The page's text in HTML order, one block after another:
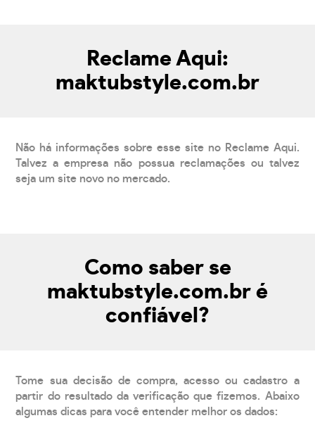
Reclame Aqui:
maktubstyle.com.br
Não há informações sobre esse site no Reclame Aqui.
Talvez a empresa não possua reclamações ou talvez
seja um site novo no mercado.
Como saber se
maktubstyle.com.br é
confiável?
Tome sua decisão de compra, acesso ou cadastro a
partir do resultado da verificação que fizemos. Abaixo
algumas dicas para você entender melhor os dados: